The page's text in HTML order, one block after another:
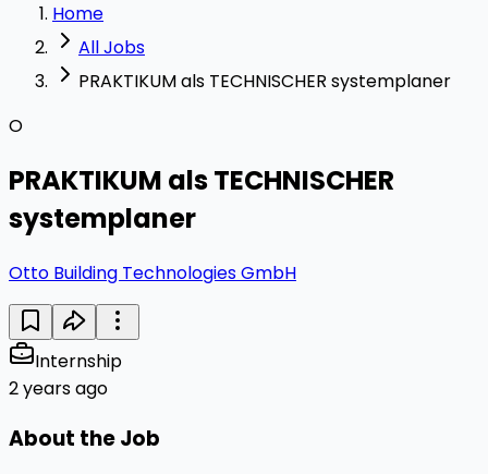
Home
All Jobs
PRAKTIKUM als TECHNISCHER systemplaner
O
PRAKTIKUM als TECHNISCHER
systemplaner
Otto Building Technologies GmbH
Internship
2 years ago
About the Job